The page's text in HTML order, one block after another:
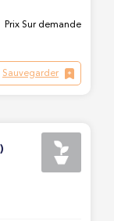
Prix Sur demande
Sauvegarder